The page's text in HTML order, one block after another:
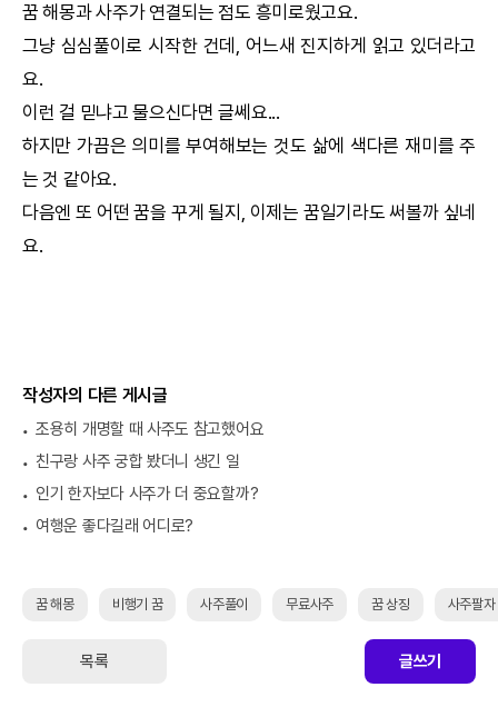
꿈 해몽과 사주가 연결되는 점도 흥미로웠고요.
그냥 심심풀이로 시작한 건데, 어느새 진지하게 읽고 있더라고
요.
이런 걸 믿냐고 물으신다면 글쎄요...
하지만 가끔은 의미를 부여해보는 것도 삶에 색다른 재미를 주
는 것 같아요.
다음엔 또 어떤 꿈을 꾸게 될지, 이제는 꿈일기라도 써볼까 싶네
요.
작성자의 다른 게시글
조용히 개명할 때 사주도 참고했어요
친구랑 사주 궁합 봤더니 생긴 일
인기 한자보다 사주가 더 중요할까?
여행운 좋다길래 어디로?
꿈 해몽 비행기 꿈 사주풀이 무료사주 꿈 상징 사주팔자
목록 글쓰기